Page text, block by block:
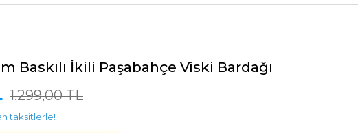
Baskılı İkili Paşabahçe Viski Bardağı
1.299,00 TL
taksitlerle!